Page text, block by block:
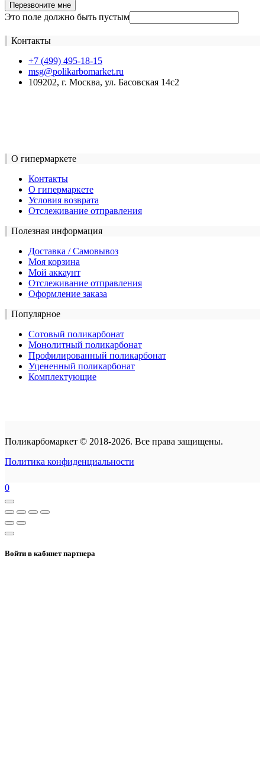
Перезвоните мне
Это поле должно быть пустым
Контакты
+7 (499) 495-18-15
msg@polikarbomarket.ru
109202, г. Москва, ул. Басовская 14с2
О гипермаркете
Контакты
О гипермаркете
Условия возврата
Отслеживание отправления
Полезная информация
Доставка / Самовывоз
Моя корзина
Мой аккаунт
Отслеживание отправления
Оформление заказа
Популярное
Сотовый поликарбонат
Монолитный поликарбонат
Профилированный поликарбонат
Уцененный поликарбонат
Комплектующие
Поликарбомаркет © 2018-2026. Все права защищены.
Политика конфиденциальности
0
Войти в кабинет партнера